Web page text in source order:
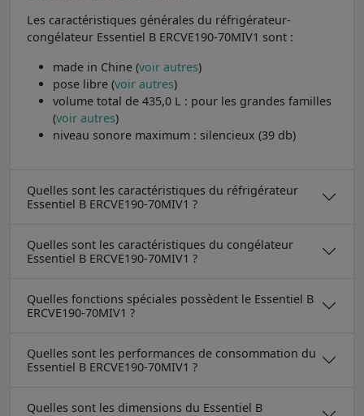
Les caractéristiques générales du réfrigérateur-
congélateur Essentiel B ERCVE190-70MIV1 sont :
made in Chine (voir autres)
pose libre (voir autres)
volume total de 435,0 L : pour les grandes familles
(voir autres)
niveau sonore maximum : silencieux (39 db)
Quelles sont les caractéristiques du réfrigérateur
Essentiel B ERCVE190-70MIV1 ?
Quelles sont les caractéristiques du congélateur
Essentiel B ERCVE190-70MIV1 ?
Quelles fonctions spéciales possèdent le Essentiel B
ERCVE190-70MIV1 ?
Quelles sont les performances de consommation du
Essentiel B ERCVE190-70MIV1 ?
Quelles sont les dimensions du Essentiel B